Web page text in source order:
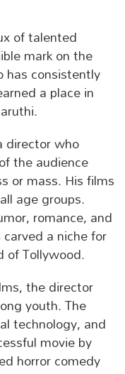
of talented
mark on the
has consistently
a place in
director who
the audience
or mass. His films
age groups.
romance, and
a niche for
of Tollywood.
the director
youth. The
technology, and
movie by
horror comedy